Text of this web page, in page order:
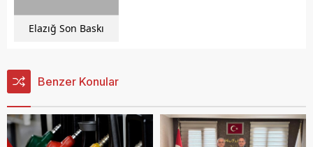
Elazığ Son Baskı
Benzer Konular